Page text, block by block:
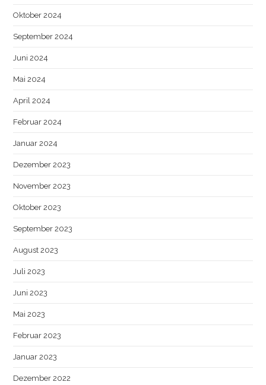
Oktober 2024
September 2024
Juni 2024
Mai 2024
April 2024
Februar 2024
Januar 2024
Dezember 2023
November 2023
Oktober 2023
September 2023
August 2023
Juli 2023
Juni 2023
Mai 2023
Februar 2023
Januar 2023
Dezember 2022